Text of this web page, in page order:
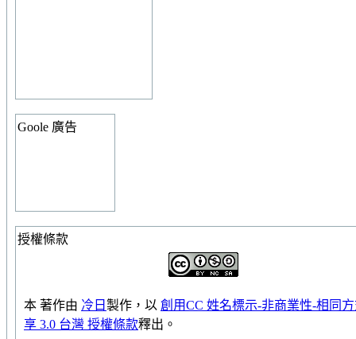
Goole 廣告
授權條款
本 著作由 冷日 製作，以 創用CC 姓名標示-非商業性-相同
享 3.0 台灣 授權條款釋出。